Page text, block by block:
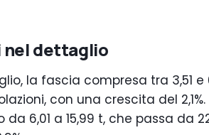
nel dettaglio
la fascia compresa tra 3,51 e
con una crescita del
da 6,01 a 15,99 t, che passa da